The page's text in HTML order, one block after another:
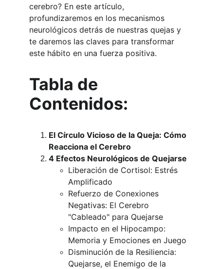
cerebro? En este artículo,
profundizaremos en los mecanismos
neurológicos detrás de nuestras quejas y
te daremos las claves para transformar
este hábito en una fuerza positiva.
Tabla de
Contenidos:
El Círculo Vicioso de la Queja: Cómo
Reacciona el Cerebro
4 Efectos Neurológicos de Quejarse
Liberación de Cortisol: Estrés
Amplificado
Refuerzo de Conexiones
Negativas: El Cerebro
"Cableado" para Quejarse
Impacto en el Hipocampo:
Memoria y Emociones en Juego
Disminución de la Resiliencia:
Quejarse, el Enemigo de la